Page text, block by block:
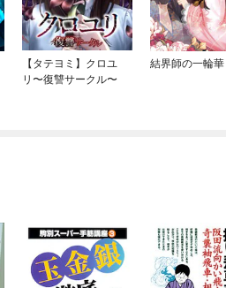
【タテヨミ】クロユ
リ〜復讐サークル〜
結界師の一輪華